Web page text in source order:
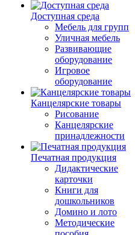
Доступная среда
Мебель для групп
Уличная мебель
Развивающие
оборудование
Игровое
оборудование
Канцелярские товары
Рисование
Канцелярские
принадлежности
Печатная продукция
Дидактические
карточки
Книги для
дошкольников
Домино и лото
Методические